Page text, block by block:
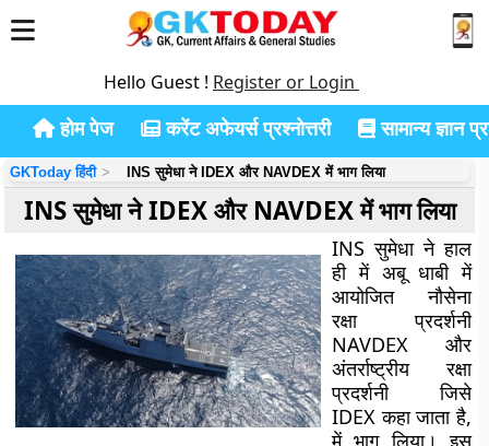
Hello Guest ! Register or Login
होम पेज करेंट अफेयर्स प्रश्नोत्तरी सामान्य ज्ञान
GKToday हिंदी INS सुमेधा ने IDEX और NAVDEX में भाग लिया
INS सुमेधा ने IDEX और NAVDEX में भाग लिया
INS सुमेधा ने हाल
ही में अबू धाबी में
आयोजित नौसेना
रक्षा प्रदर्शनी
NAVDEX और
अंतर्राष्ट्रीय रक्षा
प्रदर्शनी जिसे
IDEX कहा जाता है,
में भाग लिया। इस